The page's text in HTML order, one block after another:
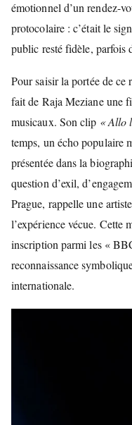
émotionnel d’un rendez-
protocolaire : c’était le
public resté fidèle, parfois
Pour saisir la portée de
fait de Raja Meziane une
musicaux. Son clip « Allo
temps, un écho populaire
présentée dans la
question d’exil,
Prague, rappelle une
l’expérience vécue. Cette
inscription parmi les «
reconnaissance
internationale.